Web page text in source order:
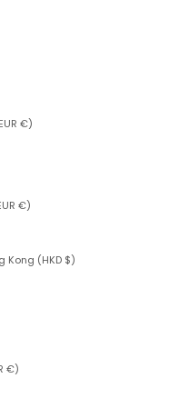
€)
€)
Kong (HKD $)
€)